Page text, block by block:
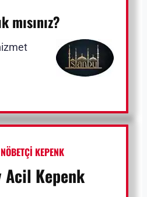
mısınız?
KEPENK
Acil Kepenk